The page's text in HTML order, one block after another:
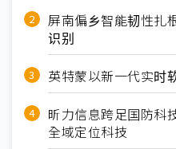
屏南偏乡智能韧性扎
识别
英特蒙以新一代实时
昕力信息跨足国防科
全域定位科技